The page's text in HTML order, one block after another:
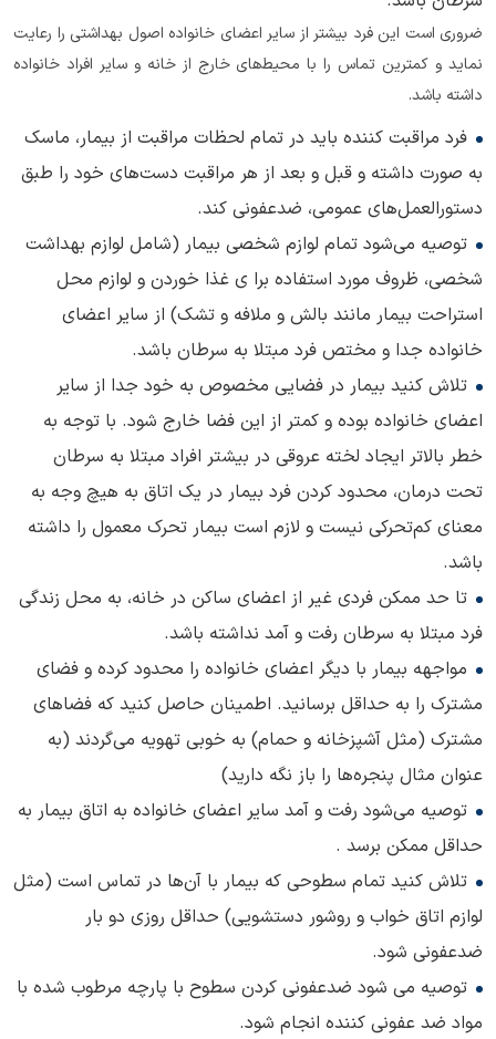
ضروری است این فرد بیشتر از سایر اعضای خانواده اصول بهداشتی را رعایت
نماید و کمترین تماس را با محیط‌های خارج از خانه و سایر افراد خانواده
داشته باشد.
فرد مراقبت کننده باید در تمام لحظات مراقبت از بیمار، ماسک
به صورت داشته و قبل و بعد از هر مراقبت دست‌های خود را طبق
دستورالعمل‌های عمومی، ضدعفونی کند.
توصیه می‌شود تمام لوازم شخصی بیمار (شامل لوازم بهداشت
شخصی، ظروف مورد استفاده برا ی غذا خوردن و لوازم محل
استراحت بیمار مانند بالش و ملافه و تشک) از سایر اعضای
خانواده جدا و مختص فرد مبتلا به سرطان باشد.
تلاش کنید بیمار در فضایی مخصوص به خود جدا از سایر
اعضای خانواده بوده و کمتر از این فضا خارج شود. با توجه به
خطر بالاتر ایجاد لخته عروقی در بیشتر افراد مبتلا به سرطان
تحت درمان، محدود کردن فرد بیمار در یک اتاق به هیچ وجه به
معنای کم‌تحرکی نیست و لازم است بیمار تحرک معمول را داشته
باشد.
تا حد ممکن فردی غیر از اعضای ساکن در خانه، به محل زندگی
فرد مبتلا به سرطان رفت و آمد نداشته باشد.
مواجهه بیمار با دیگر اعضای خانواده را محدود کرده و فضای
مشترک را به حداقل برسانید. اطمینان حاصل کنید که فضاهای
مشترک (مثل آشپزخانه و حمام) به خوبی تهویه می‌گردند (به
عنوان مثال پنجره‌ها را باز نگه دارید)
توصیه می‌شود رفت و آمد سایر اعضای خانواده به اتاق بیمار به
حداقل ممکن برسد .
تلاش کنید تمام سطوحی که بیمار با آن‌ها در تماس است (مثل
لوازم اتاق خواب و روشور دستشویی) حداقل روزی دو بار
ضدعفونی شود.
توصیه می شود ضدعفونی کردن سطوح با پارچه مرطوب شده با
مواد ضد عفونی کننده انجام شود.